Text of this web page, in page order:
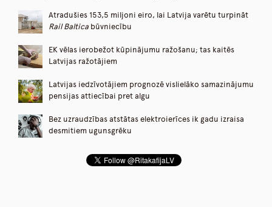
Atradušies 153,5 miljoni eiro, lai Latvija varētu turpināt
Rail Baltica būvniecību
EK vēlas ierobežot kūpinājumu ražošanu; tas kaitēs
Latvijas ražotājiem
Latvijas iedzīvotājiem prognozē vislielāko samazinājumu
pensijas attiecībai pret algu
Bez uzraudzības atstātas elektroierīces ik gadu izraisa
desmitiem ugunsgrēku